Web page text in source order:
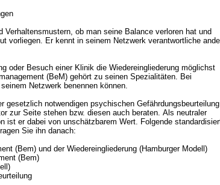
Verhaltensmustern, ob man seine Balance verloren hat und
oder Besuch einer Klinik die Wiedereingliederung möglichst
Netzwerk benennen können.
gesetzlich notwendigen psychischen Gefährdungsbeurteilung
zur Seite stehen bzw. diesen auch beraten. Als neutraler
unschätzbarem Wert. Folgende standardisierte
Sie ihn danach:
(Bem) und der Wiedereingliederung (Hamburger Modell)
(Bem)